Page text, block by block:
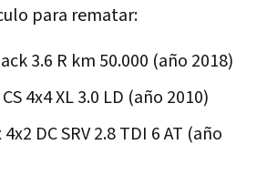
para rematar:
3.6 R km 50.000 (año 2018)
4x4 XL 3.0 LD (año 2010)
DC SRV 2.8 TDI 6 AT (año